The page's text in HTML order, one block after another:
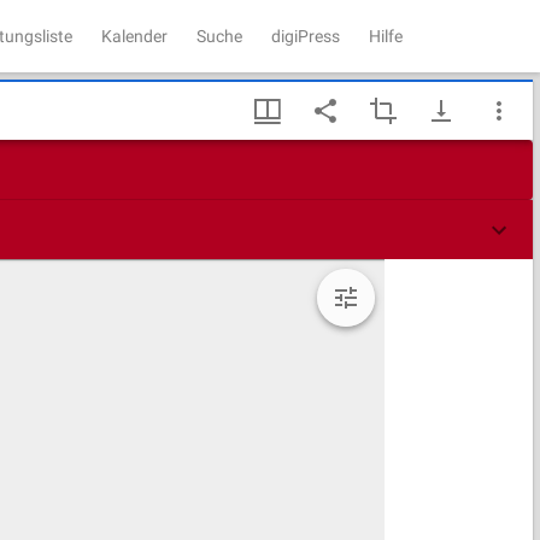
Kalender Suche digiPress Hilfe